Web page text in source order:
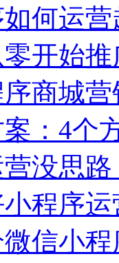
何运
开始推
商城
：4个
没思
程序运
信小